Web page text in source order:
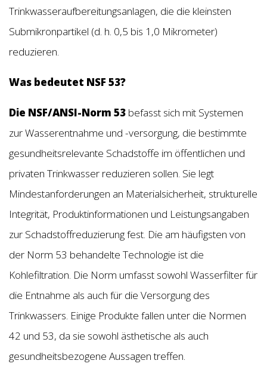
Trinkwasseraufbereitungsanlagen, die die kleinsten
Submikronpartikel (d. h. 0,5 bis 1,0 Mikrometer)
reduzieren.
Was bedeutet NSF 53?
Die NSF/ANSI-Norm 53 befasst sich mit Systemen
zur Wasserentnahme und -versorgung, die bestimmte
gesundheitsrelevante Schadstoffe im öffentlichen und
privaten Trinkwasser reduzieren sollen. Sie legt
Mindestanforderungen an Materialsicherheit, strukturelle
Integrität, Produktinformationen und Leistungsangaben
zur Schadstoffreduzierung fest. Die am häufigsten von
der Norm 53 behandelte Technologie ist die
Kohlefiltration. Die Norm umfasst sowohl Wasserfilter für
die Entnahme als auch für die Versorgung des
Trinkwassers. Einige Produkte fallen unter die Normen
42 und 53, da sie sowohl ästhetische als auch
gesundheitsbezogene Aussagen treffen.